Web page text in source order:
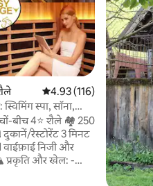
औसत रेटिंग 5 में से 4.93, 116
4.93 (116)
स्पा, सॉना,
4⭐ शैले 🏘️ 250
रेस्टोरेंट 3 मिनट
वाईफ़ाई निजी और